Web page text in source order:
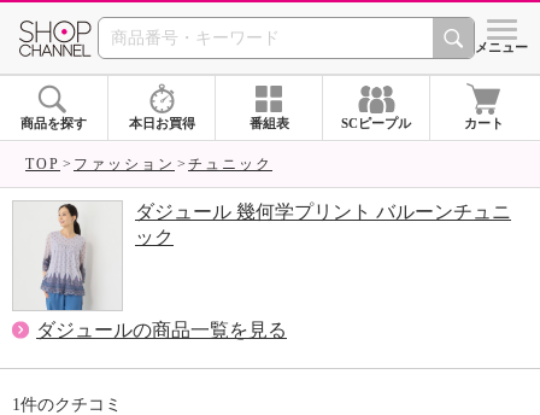
SHOP CHANNEL シメニュー
商品を探す 本日お買得 番組表 SCピープル カート
TOP ファッション チュニック
ダジュール 幾何学プリント バルーンチュニ
ック
ダジュールの商品一覧を見る
1件のクチコミ